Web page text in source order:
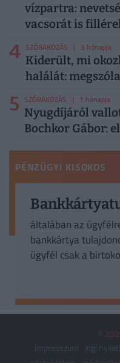
vízpartra:
vacsorát is
4 SZÓRAKOZÁS | 3 hónapja
Kiderült, mi
halálát:
5 SZÓRAKOZÁS | 1 hónapja
Nyugdíjáról
Bochkor Gábor:
PÉNZÜGYI KISOKOS
általában az
bankkártya
ügyfél csak a
©
impresszum
jogi